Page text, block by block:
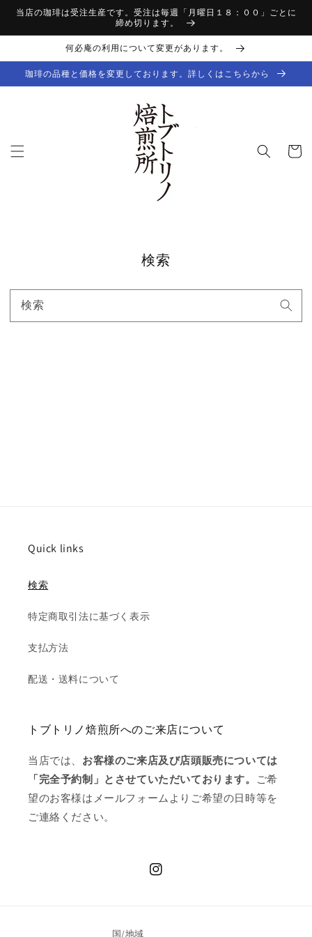
ンツに
当店の珈琲は受注生産です。受注は毎週「月曜日１８：００」ごとに
締め切ります。
何必庵の利用について変更があります。
珈琲の品種と価格を変更しております。詳しくはこちらから
ー
検索
検索
Quick links
検索
特定商取引法に基づく表示
支払方法
配送・送料について
トブトリノ焙煎所へのご来店について
当店では、 お客様のご来店及び店頭販売については
「完全予約制」とさせていただいております。
ご希
望のお客様はメールフォームよりご希望の日時等を
ご連絡ください。
Instagram
国/地域